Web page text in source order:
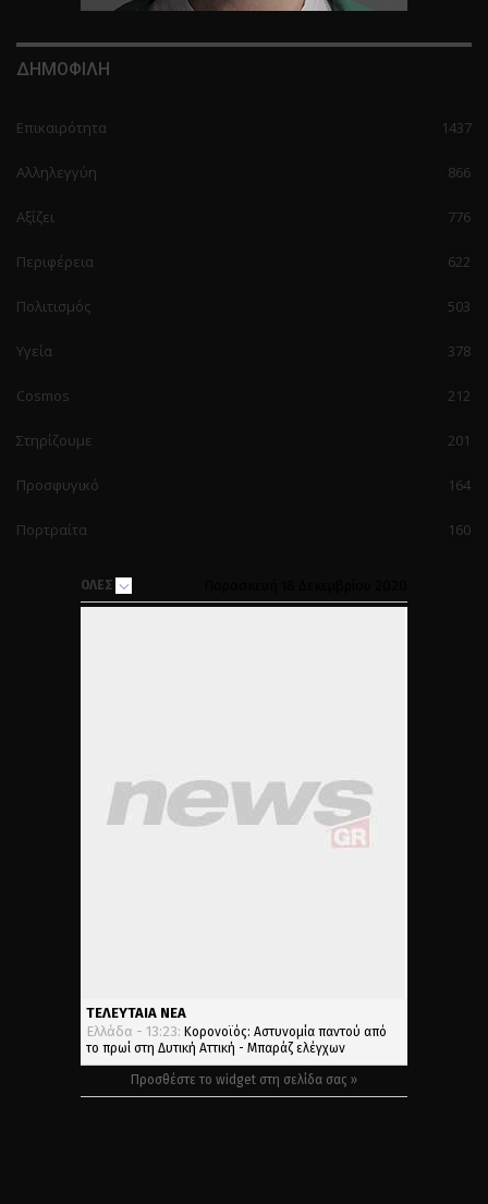
ΔΗΜΟΦΙΛΗ
Επικαιρότητα 1437
Αλληλεγγύη 866
Αξίζει 776
Περιφέρεια 622
Πολιτισμός 503
Υγεία 378
Cosmos 212
Στηρίζουμε 201
Προσφυγικό 164
Πορτραίτα 160